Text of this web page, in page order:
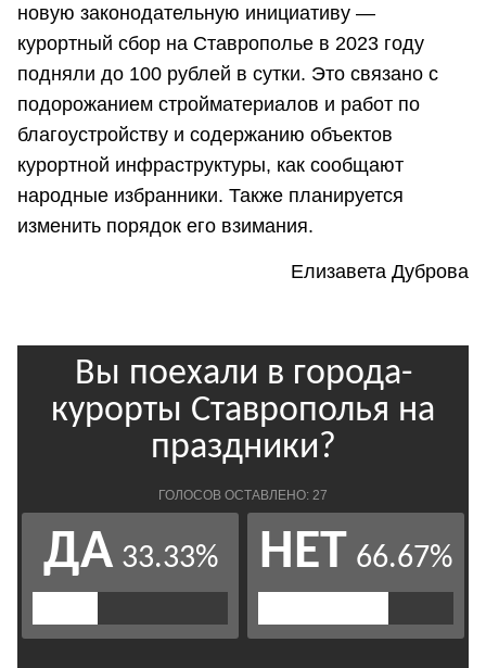
новую законодательную инициативу ―
курортный сбор на Ставрополье в 2023 году
подняли до 100 рублей в сутки. Это связано с
подорожанием стройматериалов и работ по
благоустройству и содержанию объектов
курортной инфраструктуры, как сообщают
народные избранники. Также планируется
изменить порядок его взимания.
Елизавета Дуброва